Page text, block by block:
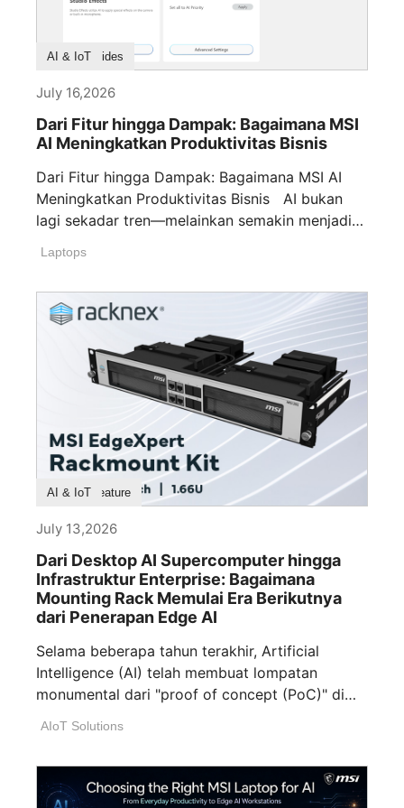
Buying Guides
AI & IoT
July 16,2026
Dari Fitur hingga Dampak: Bagaimana MSI
AI Meningkatkan Produktivitas Bisnis
Dari Fitur hingga Dampak: Bagaimana MSI AI
Meningkatkan Produktivitas Bisnis AI bukan
lagi sekadar tren—melainkan semakin menjadi
Laptops
Product Feature
AI & IoT
July 13,2026
Dari Desktop AI Supercomputer hingga
Infrastruktur Enterprise: Bagaimana
Mounting Rack Memulai Era Berikutnya
dari Penerapan Edge AI
Selama beberapa tahun terakhir, Artificial
Intelligence (AI) telah membuat lompatan
monumental dari "proof of concept (PoC)" di
AIoT Solutions